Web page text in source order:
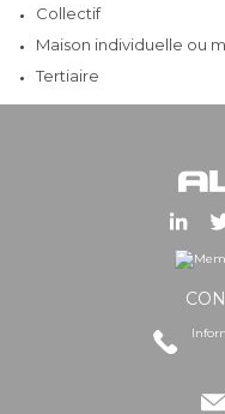
Collectif
Maison individuelle ou
Tertiaire